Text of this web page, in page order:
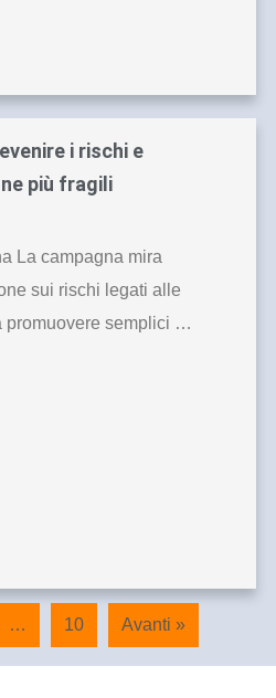
i rischi e
più fragili
La campagna mira
sui rischi legati alle
promuovere semplici …
… 10 Avanti »